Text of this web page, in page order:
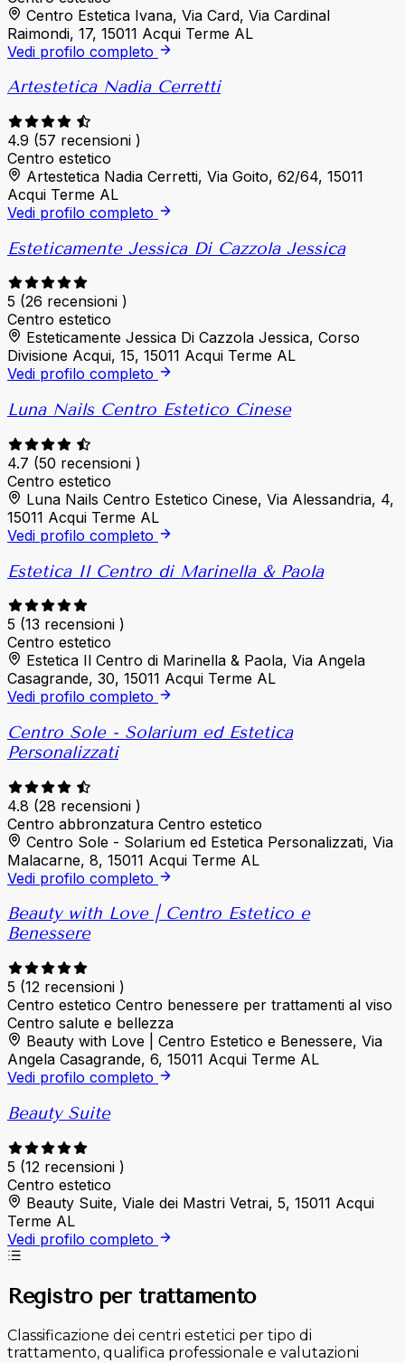
Centro Estetica Ivana, Via Card, Via Cardinal
Raimondi, 17, 15011 Acqui Terme AL
Vedi profilo completo
Artestetica Nadia Cerretti
4.9 (57 recensioni )
Centro estetico
Artestetica Nadia Cerretti, Via Goito, 62/64, 15011
Acqui Terme AL
Vedi profilo completo
Esteticamente Jessica Di Cazzola Jessica
5 (26 recensioni )
Centro estetico
Esteticamente Jessica Di Cazzola Jessica, Corso
Divisione Acqui, 15, 15011 Acqui Terme AL
Vedi profilo completo
Luna Nails Centro Estetico Cinese
4.7 (50 recensioni )
Centro estetico
Luna Nails Centro Estetico Cinese, Via Alessandria, 4,
15011 Acqui Terme AL
Vedi profilo completo
Estetica Il Centro di Marinella & Paola
5 (13 recensioni )
Centro estetico
Estetica Il Centro di Marinella & Paola, Via Angela
Casagrande, 30, 15011 Acqui Terme AL
Vedi profilo completo
Centro Sole - Solarium ed Estetica
Personalizzati
4.8 (28 recensioni )
Centro abbronzatura Centro estetico
Centro Sole - Solarium ed Estetica Personalizzati, Via
Malacarne, 8, 15011 Acqui Terme AL
Vedi profilo completo
Beauty with Love | Centro Estetico e
Benessere
5 (12 recensioni )
Centro estetico Centro benessere per trattamenti al viso
Centro salute e bellezza
Beauty with Love | Centro Estetico e Benessere, Via
Angela Casagrande, 6, 15011 Acqui Terme AL
Vedi profilo completo
Beauty Suite
5 (12 recensioni )
Centro estetico
Beauty Suite, Viale dei Mastri Vetrai, 5, 15011 Acqui
Terme AL
Vedi profilo completo
Registro per trattamento
Classificazione dei centri estetici per tipo di
trattamento, qualifica professionale e valutazioni